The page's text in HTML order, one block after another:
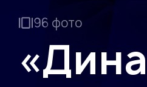
96 фото